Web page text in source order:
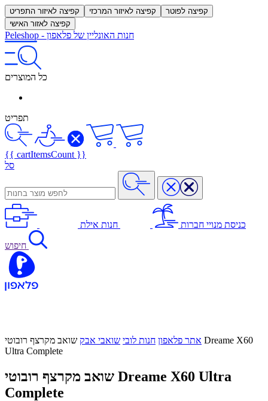
קפיצה לאיזור התפריט קפיצה לאיזור המרכזי
קפיצה לפוטר
קפיצה לאזור האישי
Peleshop - חנות האונליין של פלאפון
כל המוצרים
תפריט
{{ cartItemsCount }}
סל
כניסת מנויי חברות חנות אילת
חיפוש
אתר פלאפון חנות לובי שואבי אבק שואב מקרצף רובוטי Dreame X60
Ultra Complete
שואב מקרצף רובוטי Dreame X60 Ultra
Complete